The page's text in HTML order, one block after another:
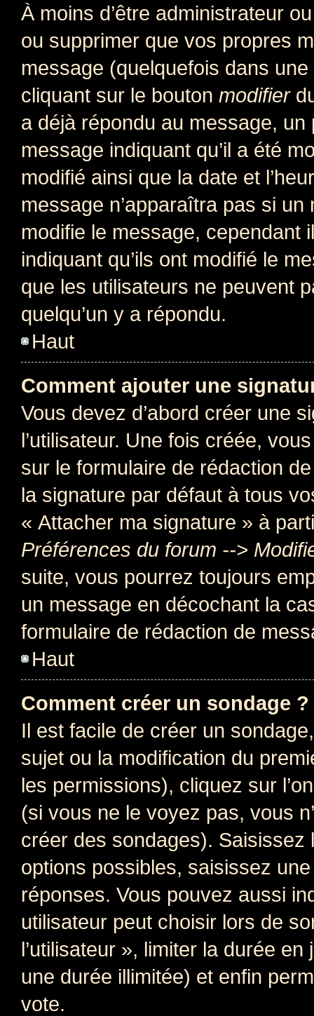
À moins d’être administrateur
ou supprimer que vos propres
message (quelquefois dans
cliquant sur le bouton modifier
a déjà répondu au message, un
message indiquant qu’il a été
modifié ainsi que la date et
message n’apparaîtra pas si
modifie le message, cependant
indiquant qu’ils ont modifié le
que les utilisateurs ne peuvent
quelqu’un y a répondu.
Haut
Comment ajouter une
Vous devez d’abord créer une
l’utilisateur. Une fois créée,
sur le formulaire de rédaction
la signature par défaut à tous
« Attacher ma signature » à
Préférences du forum -->
suite, vous pourrez toujours
un message en décochant la
formulaire de rédaction de
Haut
Comment créer un sondage ?
Il est facile de créer un
sujet ou la modification du
les permissions), cliquez sur
(si vous ne le voyez pas, vous
créer des sondages).
options possibles, saisissez
réponses. Vous pouvez aussi
utilisateur peut choisir lors de
l’utilisateur », limiter la durée
une durée illimitée) et enfin
vote.